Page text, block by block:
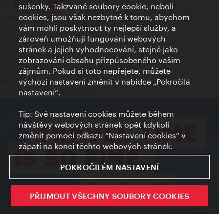
Kontakty
Credits
Prohlášení o ochraně osobních údajů
Terms of Use
Přístupnost
Kontakt pro tisk
Nastavení cookies
© Copyright Wien Tourismus
sušenky. Takzvané soubory cookie, neboli
cookies, jsou však nezbytné k tomu, abychom
vám mohli poskytnout ty nejlepší služby, a
zároveň umožňují fungování webových
stránek a jejich vyhodnocování, stejně jako
zobrazování obsahu přizpůsobeného vašim
zájmům. Pokud si toto nepřejete, můžete
výchozí nastavení změnit v nabídce „Pokročilá
nastavení“.
Tip: Své nastavení cookies můžete během
návštěvy webových stránek opět kdykoli
změnit pomocí odkazu “Nastavení cookies” v
zápatí na konci těchto webových stránek.
POKROČILÉM NASTAVENÍ
PŘIJMOUT VŠECHNY SOUBORY COOKIES